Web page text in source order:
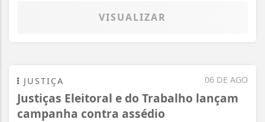
VISUALIZAR
06 DE AGO
JUSTIÇA
Justiças Eleitoral e do Trabalho lançam
campanha contra assédio